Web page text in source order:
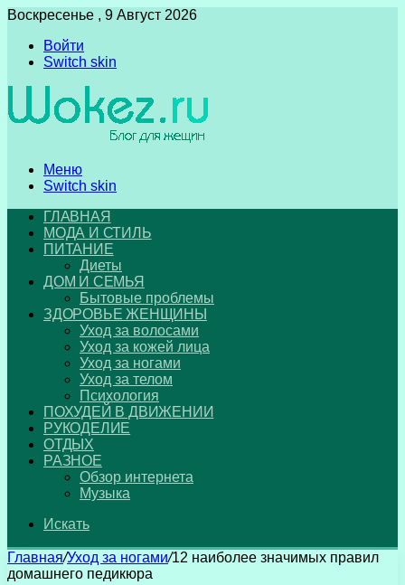
Воскресенье , 9 Август 2026
Войти
Switch skin
Меню
Switch skin
ГЛАВНАЯ
МОДА И СТИЛЬ
ПИТАНИЕ
Диеты
ДОМ И СЕМЬЯ
Бытовые проблемы
ЗДОРОВЬЕ ЖЕНЩИНЫ
Уход за волосами
Уход за кожей лица
Уход за ногами
Уход за телом
Психология
ПОХУДЕЙ В ДВИЖЕНИИ
РУКОДЕЛИЕ
ОТДЫХ
РАЗНОЕ
Обзор интернета
Музыка
Искать
Главная/Уход за ногами/12 наиболее значимых правил
домашнего педикюра